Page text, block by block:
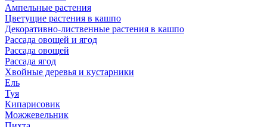
Ампельные растения
Цветущие растения в кашпо
Декоративно-лиственные растения в кашпо
Рассада овощей и ягод
Рассада овощей
Рассада ягод
Хвойные деревья и кустарники
Ель
Туя
Кипарисовик
Можжевельник